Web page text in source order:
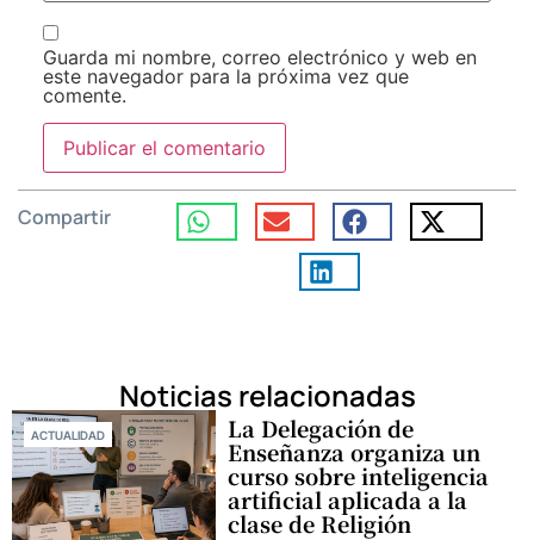
Guarda mi nombre, correo electrónico y web en
este navegador para la próxima vez que
comente.
Compartir
Noticias relacionadas
ACTUALIDAD La Delegación de
Enseñanza organiza un
curso sobre inteligencia
artificial aplicada a la
clase de Religión